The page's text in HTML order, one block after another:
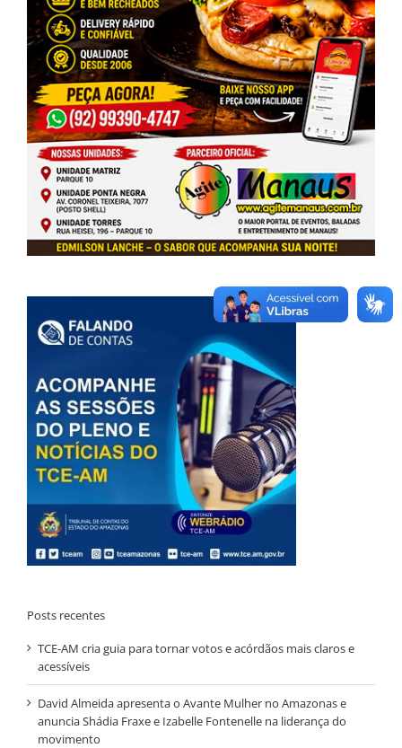
Posts recentes
TCE-AM cria guia para tornar votos e acórdãos mais claros e
acessíveis
David Almeida apresenta o Avante Mulher no Amazonas e
anuncia Shádia Fraxe e Izabelle Fontenelle na liderança do
movimento